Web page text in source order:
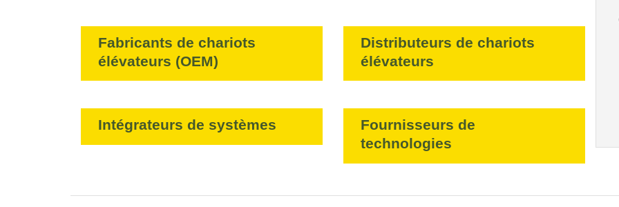
Fabricants de chariots
élévateurs (OEM)
Distributeurs de chariots
élévateurs
Intégrateurs de systèmes
Fournisseurs de
technologies